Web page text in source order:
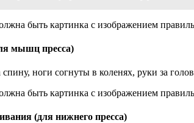
быть картинка с изображением
мышц пресса)
спину, ноги согнуты в коленях, руки за
быть картинка с изображением
(для нижнего пресса)